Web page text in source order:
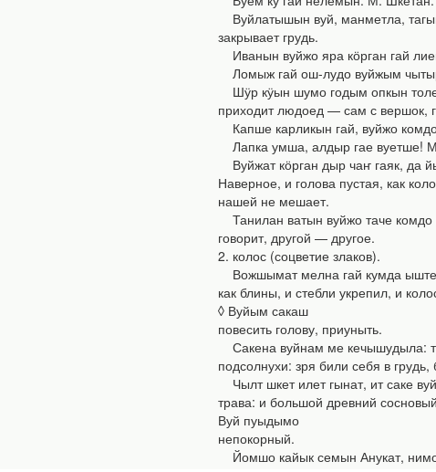
Вуйлатышын вуй, манметла,
закрывает грудь.
Иванын вуйжо яра кӧрган гай
Ломыж гай ош-лудо вуйжым
Шӱр кӱын шумо годым опкын
приходит людоед — сам с вершок,
Капше карликын гай, вуйжо комдо
Лапка умша, алдыр гае вуетше!
Вуйжат кӧрган дыр чаҥ гаяк, да
Наверное, и голова пустая, как
нашей не мешает.
Танилан ватын вуйжо таче комдо
говорит, другой — другое.
2. колос (соцветие злаков).
Вожшымат мелна гай кумда
как блины, и стебли укрепил, и
◊ Вуйым сакаш
повесить голову, приуныть.
Сакена вуйнам ме кечышудыла:
подсолнухи: зря били себя в
Чылт шкет илет гынат, ит саке
трава: и большой древний
Вуй пуыдымо
непокорный.
Йомшо кайык семын Анукат,